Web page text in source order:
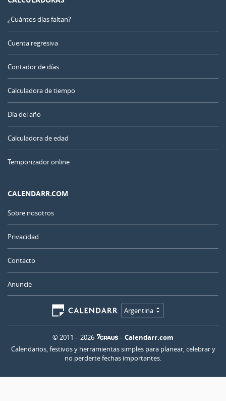
¿Cuántos días faltan?
Cuenta regresiva
Contador de días
Calculadora de tiempo
Día del año
Calculadora de edad
Temporizador online
CALENDARR.COM
Sobre nosotros
Privacidad
Contacto
Anuncie
Argentina
© 2011 – 2026 – Calendarr.com
Calendarios, festivos y herramientas simples para planear, celebrar y
no perderte fechas importantes.